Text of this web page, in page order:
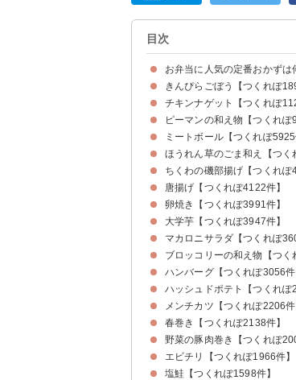
目次
お弁当に人気の定番おかずは
きんぴらごぼう【つくれぽ
チキンナゲット【つくれぽ
ピーマンの和え物【つくれぽ
ミートボール【つくれぽ5925
ほうれん草のごま和え【つく
ちくわの磯部揚げ【つくれぽ
唐揚げ【つくれぽ4122件】
卵焼き【つくれぽ3991件】
大学芋【つくれぽ3947件】
マカロニサラダ【つくれぽ
ブロッコリーの和え物【つく
ハンバーグ【つくれぽ3056件
ハッシュドポテト【つくれぽ
メンチカツ【つくれぽ2206件
春巻き【つくれぽ2138件】
野菜の豚肉巻き【つくれぽ
エビチリ【つくれぽ1966件】
塩鮭【つくれぽ1598件】